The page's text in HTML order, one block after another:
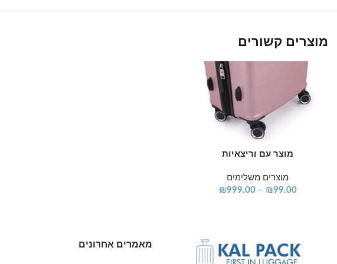
מוצרים קשורים
בחר אפשרויותמוצר עם וריצאיות
מוצרים משלימים
₪99.00
–
₪999.00
מאמרים אחרונים